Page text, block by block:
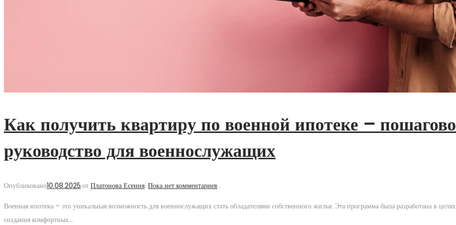
Как получить квартиру по военной ипотеке –
руководство для военнослужащих
Опубликовано10.08.2025.от Платонова Есения. Пока нет комментариев .
Военная ипотека – это уникальная возможность для военнослужащих стать обладателями собственного жилья. Эта программа была разработана в целях
создания комфортных…